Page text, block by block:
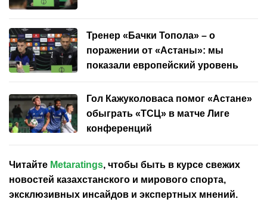
Тренер «Бачки Топола» – о
поражении от «Астаны»: мы
показали европейский уровень
Гол Кажуколоваса помог «Астане»
обыграть «ТСЦ» в матче Лиге
конференций
Читайте Metaratings, чтобы быть в курсе свежих
новостей казахстанского и мирового спорта,
эксклюзивных инсайдов и экспертных мнений.